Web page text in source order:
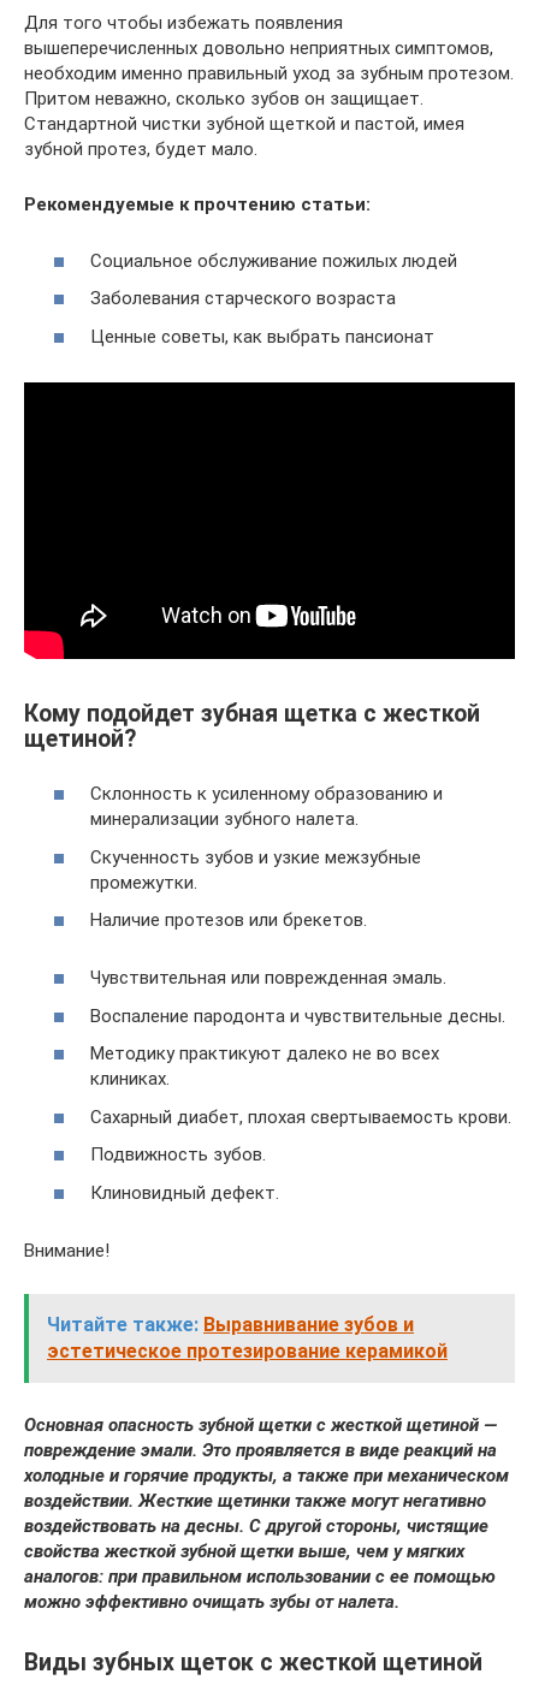
Для того чтобы избежать появления
вышеперечисленных довольно неприятных симптомов,
необходим именно правильный уход за зубным протезом.
Притом неважно, сколько зубов он защищает.
Стандартной чистки зубной щеткой и пастой, имея
зубной протез, будет мало.
Рекомендуемые к прочтению статьи:
Социальное обслуживание пожилых людей
Заболевания старческого возраста
Ценные советы, как выбрать пансионат
Кому подойдет зубная щетка с жесткой
щетиной?
Склонность к усиленному образованию и
минерализации зубного налета.
Скученность зубов и узкие межзубные
промежутки.
Наличие протезов или брекетов.
Чувствительная или поврежденная эмаль.
Воспаление пародонта и чувствительные десны.
Методику практикуют далеко не во всех
клиниках.
Сахарный диабет, плохая свертываемость крови.
Подвижность зубов.
Клиновидный дефект.
Внимание!
Читайте также: Выравнивание зубов и
эстетическое протезирование керамикой
Основная опасность зубной щетки с жесткой щетиной —
повреждение эмали. Это проявляется в виде реакций на
холодные и горячие продукты, а также при механическом
воздействии. Жесткие щетинки также могут негативно
воздействовать на десны. С другой стороны, чистящие
свойства жесткой зубной щетки выше, чем у мягких
аналогов: при правильном использовании с ее помощью
можно эффективно очищать зубы от налета.
Виды зубных щеток с жесткой щетиной